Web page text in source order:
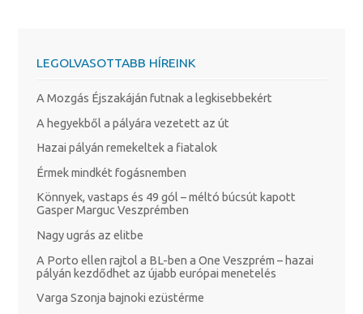
LEGOLVASOTTABB HÍREINK
A Mozgás Éjszakáján futnak a legkisebbekért
A hegyekből a pályára vezetett az út
Hazai pályán remekeltek a fiatalok
Érmek mindkét fogásnemben
Könnyek, vastaps és 49 gól – méltó búcsút kapott
Gasper Marguc Veszprémben
Nagy ugrás az elitbe
A Porto ellen rajtol a BL-ben a One Veszprém – hazai
pályán kezdődhet az újabb európai menetelés
Varga Szonja bajnoki ezüstérme